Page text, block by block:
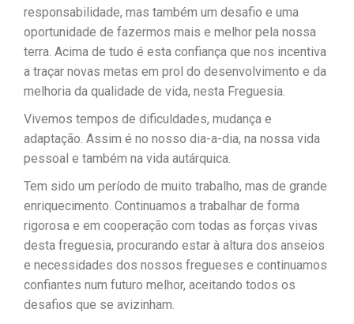
responsabilidade, mas também um desafio e uma
oportunidade de fazermos mais e melhor pela nossa
terra. Acima de tudo é esta confiança que nos incentiva
a traçar novas metas em prol do desenvolvimento e da
melhoria da qualidade de vida, nesta Freguesia.
Vivemos tempos de dificuldades, mudança e
adaptação. Assim é no nosso dia-a-dia, na nossa vida
pessoal e também na vida autárquica.
Tem sido um período de muito trabalho, mas de grande
enriquecimento. Continuamos a trabalhar de forma
rigorosa e em cooperação com todas as forças vivas
desta freguesia, procurando estar à altura dos anseios
e necessidades dos nossos fregueses e continuamos
confiantes num futuro melhor, aceitando todos os
desafios que se avizinham.